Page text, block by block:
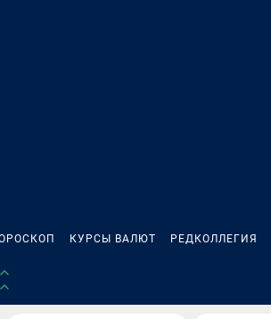
КУРСЫ ВАЛЮТ РЕДКОЛЛЕГИЯ